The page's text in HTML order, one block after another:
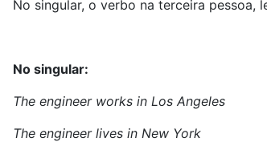
No singular, o verbo na terceira pessoa,
No singular:
The engineer works in Los Angeles
The engineer lives in New York